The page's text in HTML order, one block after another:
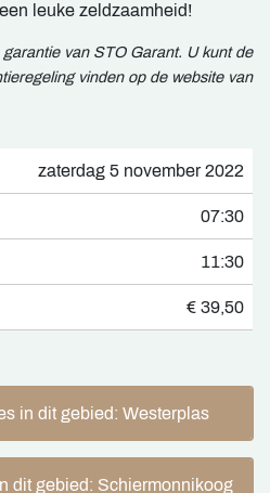
leuke zeldzaamheid!
van STO Garant. U kunt de
vinden op de website van
zaterdag 5 november 2022
07:30
11:30
€ 39,50
in dit gebied: Westerplas
dit gebied: Schiermonnikoog